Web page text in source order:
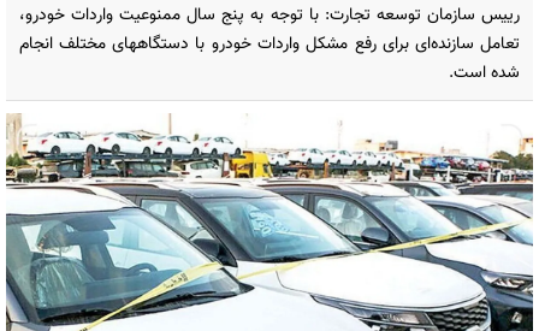
رییس سازمان توسعه تجارت: با توجه به پنج سال ممنوعیت واردات خودرو،
تعامل سازنده‌ای برای رفع مشکل واردات خودرو با دستگاههای مختلف انجام
شده است.